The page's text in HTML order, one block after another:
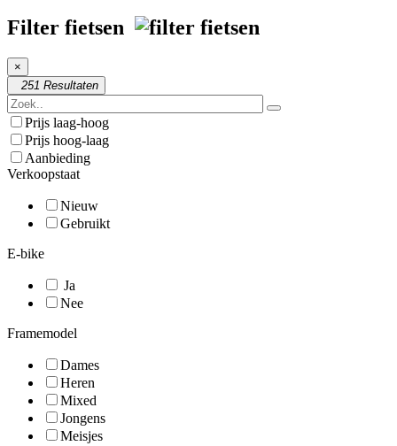
Filter fietsen
×
251 Resultaten
Prijs laag-hoog
Prijs hoog-laag
Aanbieding
Verkoopstaat
Nieuw
Gebruikt
E-bike
Ja
Nee
Framemodel
Dames
Heren
Mixed
Jongens
Meisjes